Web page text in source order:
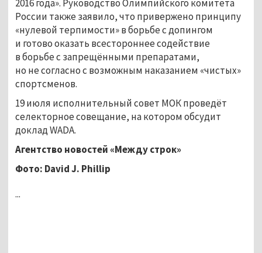
2016 года». Руководство Олимпийского комитета
России также заявило, что привержено принципу
«нулевой терпимости» в борьбе с допингом
и готово оказать всестороннее содействие
в борьбе с запрещёнными препаратами,
но не согласно с возможным наказанием «чистых»
спортсменов.
19 июля исполнительный совет МОК проведёт
селекторное совещание, на котором обсудит
доклад WADA.
Агентство новостей «Между строк»
Фото: David J. Phillip
...